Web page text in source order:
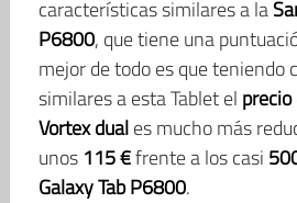
características similares a la
P6800, que tiene una
mejor de todo es que teniendo
similares a esta Tablet el precio
Vortex duales mucho más
unos 115 €frente a los casi
Galaxy Tab P6800.